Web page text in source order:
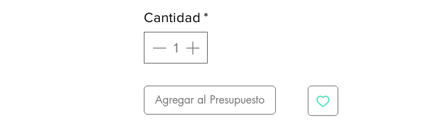
Cantidad *
Agregar al Presupuesto